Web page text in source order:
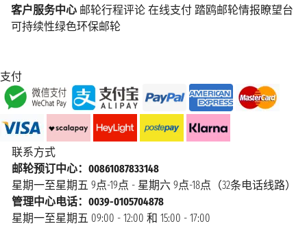
客户服务中心 邮轮行程评论 在线支付 踏鸥邮轮情报瞭望台
可持续性绿色环保邮轮
支付
联系方式
邮轮预订中心：00861087833148
星期一至星期五 9点-19点 - 星期六 9点-18点（32条电话线路）
管理中心电话：0039-0105704878
星期一至星期五 09:00 - 12:00 和 15:00 - 17:00